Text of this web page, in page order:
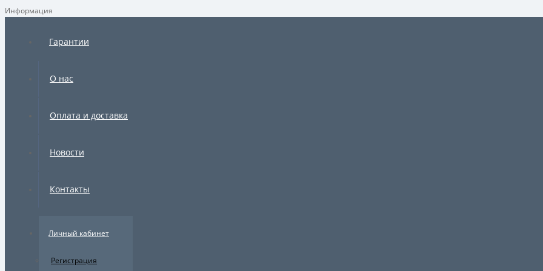
Информация
Гарантии
О нас
Оплата и доставка
Новости
Контакты
Личный кабинет
Регистрация